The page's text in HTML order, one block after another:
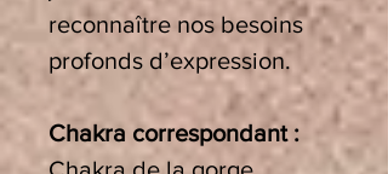
reconnaître nos besoins
profonds d’expression.
Chakra correspondant :